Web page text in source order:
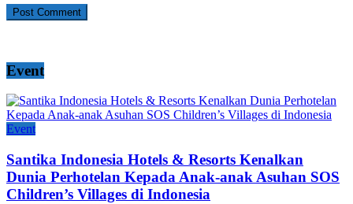
Event
Event
Santika Indonesia Hotels & Resorts Kenalkan
Dunia Perhotelan Kepada Anak-anak Asuhan SOS
Children’s Villages di Indonesia